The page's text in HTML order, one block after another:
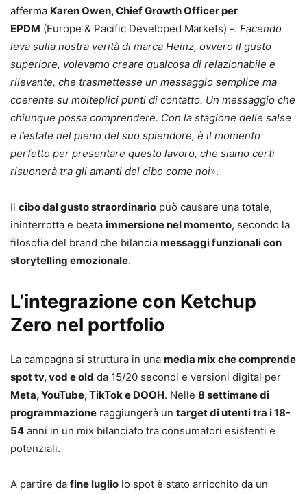
afferma Karen Owen, Chief Growth Officer per
EPDM (Europe & Pacific Developed Markets) -. Facendo
leva sulla nostra verità di marca Heinz, ovvero il gusto
superiore, volevamo creare qualcosa di relazionabile e
rilevante, che trasmettesse un messaggio semplice ma
coerente su molteplici punti di contatto. Un messaggio che
chiunque possa comprendere. Con la stagione delle salse
e l’estate nel pieno del suo splendore, è il momento
perfetto per presentare questo lavoro, che siamo certi
risuonerà tra gli amanti del cibo come noi».
Il cibo dal gusto straordinario può causare una totale,
ininterrotta e beata immersione nel momento, secondo la
filosofia del brand che bilancia messaggi funzionali con
storytelling emozionale.
L’integrazione con Ketchup
Zero nel portfolio
La campagna si struttura in una media mix che comprende
spot tv, vod e old da 15/20 secondi e versioni digital per
Meta, YouTube, TikTok e DOOH. Nelle 8 settimane di
programmazione raggiungerà un target di utenti tra i 18-
54 anni in un mix bilanciato tra consumatori esistenti e
potenziali.
A partire da fine luglio lo spot è stato arricchito da un